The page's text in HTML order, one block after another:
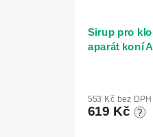
Sirup pro
aparát koní
553 Kč bez DPH
619 Kč ?